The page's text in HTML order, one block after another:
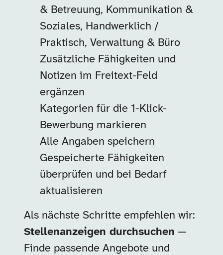
& Betreuung, Kommunikation &
Soziales, Handwerklich /
Praktisch, Verwaltung & Büro
Zusätzliche Fähigkeiten und
Notizen im Freitext-Feld
ergänzen
Kategorien für die 1-Klick-
Bewerbung markieren
Alle Angaben speichern
Gespeicherte Fähigkeiten
überprüfen und bei Bedarf
aktualisieren
Als nächste Schritte empfehlen wir:
Stellenanzeigen durchsuchen —
Finde passende Angebote und